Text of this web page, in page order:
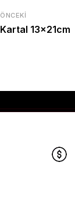
ÖNCEKI
Kartal 13x21cm